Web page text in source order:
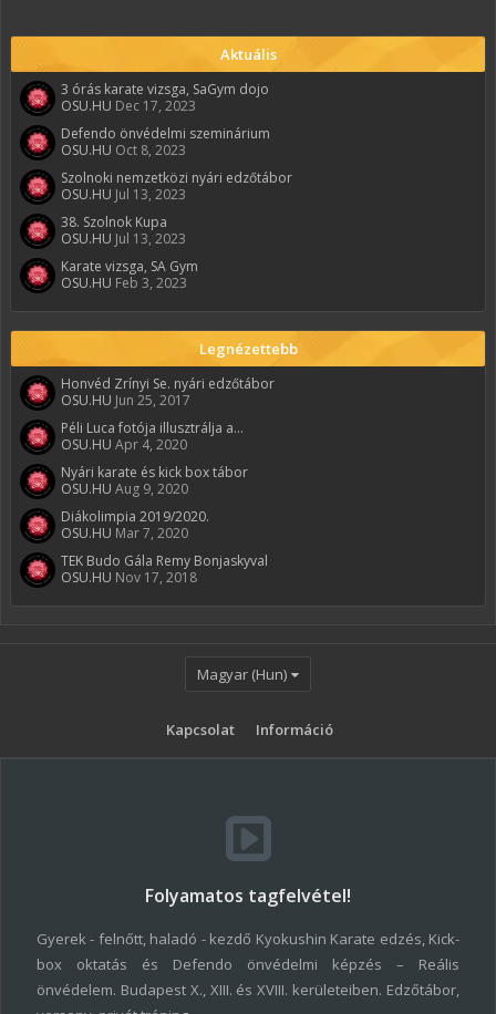
Aktuális
3 órás karate vizsga, SaGym dojo
OSU.HU Dec 17, 2023
Defendo önvédelmi szeminárium
OSU.HU Oct 8, 2023
Szolnoki nemzetközi nyári edzőtábor
OSU.HU Jul 13, 2023
38. Szolnok Kupa
OSU.HU Jul 13, 2023
Karate vizsga, SA Gym
OSU.HU Feb 3, 2023
Legnézettebb
Honvéd Zrínyi Se. nyári edzőtábor
OSU.HU Jun 25, 2017
Péli Luca fotója illusztrálja a...
OSU.HU Apr 4, 2020
Nyári karate és kick box tábor
OSU.HU Aug 9, 2020
Diákolimpia 2019/2020.
OSU.HU Mar 7, 2020
TEK Budo Gála Remy Bonjaskyval
OSU.HU Nov 17, 2018
Magyar (Hun)
Kapcsolat Információ
Folyamatos tagfelvétel!
Gyerek - felnőtt, haladó - kezdő Kyokushin Karate edzés, Kick-
box oktatás és Defendo önvédelmi képzés – Reális
önvédelem. Budapest X., XIII. és XVIII. kerületeiben. Edzőtábor,